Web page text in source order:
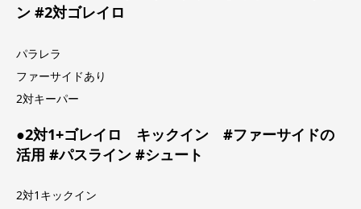
ン #2対ゴレイロ
パラレラ
ファーサイドあり
2対キーパー
●2対1+ゴレイロ キックイン #ファーサイドの
活用 #パスライン #シュート
2対1キックイン